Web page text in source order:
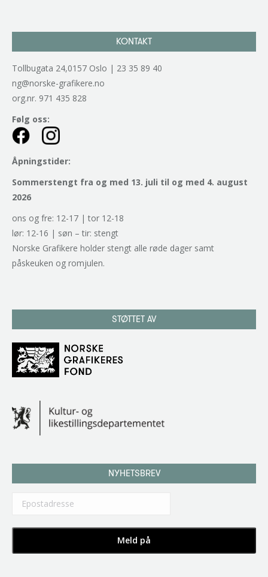
KONTAKT
Tollbugata 24,0157 Oslo | 23 35 89 40
ng@norske-grafikere.no
org.nr. 971 435 828
Følg oss:
Åpningstider:
Sommerstengt fra og med 13. juli til og med 4. august
2026
ons og fre: 12-17 | tor 12-18
lør: 12-16 | søn – tir: stengt
Norske Grafikere holder stengt alle røde dager samt
påskeuken og romjulen.
STØTTET AV
NYHETSBREV